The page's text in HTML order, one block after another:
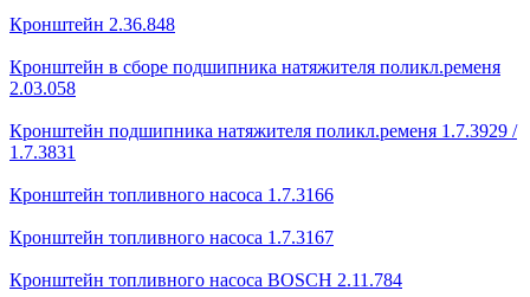
Кронштейн 2.36.848
Кронштейн в сборе подшипника натяжителя поликл.ременя
2.03.058
Кронштейн подшипника натяжителя поликл.ременя 1.7.3929 /
1.7.3831
Кронштейн топливного насоса 1.7.3166
Кронштейн топливного насоса 1.7.3167
Кронштейн топливного насоса BOSCH 2.11.784